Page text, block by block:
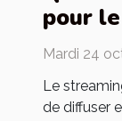
pour
Mardi 24
Le
de diffuser